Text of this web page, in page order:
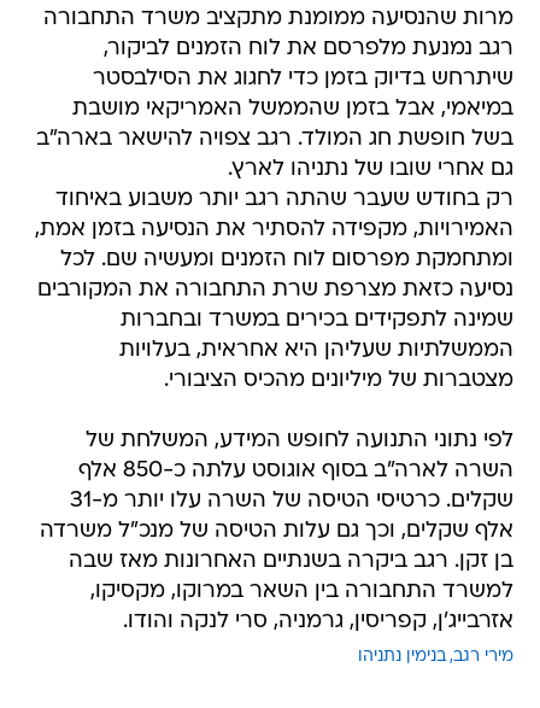
מרות שהנסיעה ממומנת מתקציב משרד התחבורה
רגב נמנעת מלפרסם את לוח הזמנים לביקור,
שיתרחש בדיוק בזמן כדי לחגוג את הסילבסטר
במיאמי, אבל בזמן שהממשל האמריקאי מושבת
בשל חופשת חג המולד. רגב צפויה להישאר בארה"ב
גם אחרי שובו של נתניהו לארץ.
רק בחודש שעבר שהתה רגב יותר משבוע באיחוד
האמירויות, מקפידה להסתיר את הנסיעה בזמן אמת,
ומתחמקת מפרסום לוח הזמנים ומעשיה שם. לכל
נסיעה כזאת מצרפת שרת התחבורה את המקורבים
שמינה לתפקידים בכירים במשרד ובחברות
הממשלתיות שעליהן היא אחראית, בעלויות
מצטברות של מיליונים מהכיס הציבורי.
לפי נתוני התנועה לחופש המידע, המשלחת של
השרה לארה"ב בסוף אוגוסט עלתה כ-850 אלף
שקלים. כרטיסי הטיסה של השרה עלו יותר מ-31
אלף שקלים, וכך גם עלות הטיסה של מנכ"ל משרדה
בן זקן. רגב ביקרה בשנתיים האחרונות מאז שבה
למשרד התחבורה בין השאר במרוקו, מקסיקו,
אזרבייג'ן, קפריסין, גרמניה, סרי לנקה והודו.
מירי רגב בנימין נתניהו